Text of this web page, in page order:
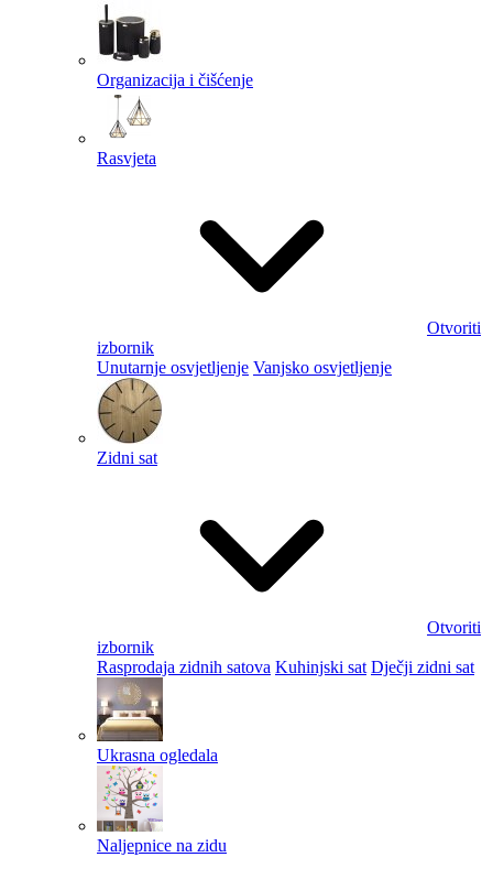
Organizacija i čišćenje
Rasvjeta
Otvoriti
izbornik
Unutarnje osvjetljenje Vanjsko osvjetljenje
Zidni sat
Otvoriti
izbornik
Rasprodaja zidnih satova Kuhinjski sat Dječji zidni sat
Ukrasna ogledala
Naljepnice na zidu